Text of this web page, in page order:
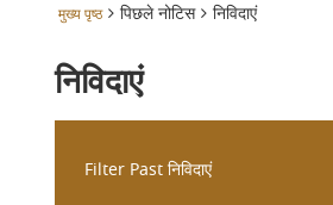
मुख्य पृष्ठ पिछले नोटिस निविदाएं
निविदाएं
Filter Past निविदाएं